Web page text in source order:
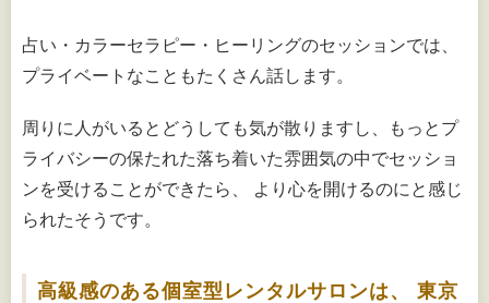
占い・カラーセラピー・ヒーリングのセッションでは、
プライベートなこともたくさん話します。
周りに人がいるとどうしても気が散りますし、もっとプ
ライバシーの保たれた落ち着いた雰囲気の中でセッショ
ンを受けることができたら、 より心を開けるのにと感じ
られたそうです。
高級感のある個室型レンタルサロンは、 東京